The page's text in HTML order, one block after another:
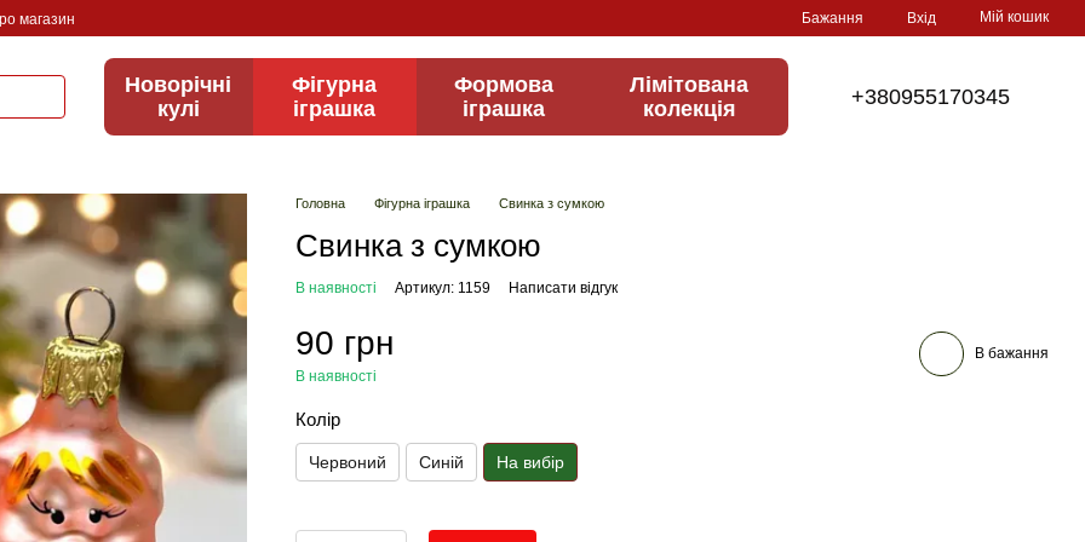
магазин Бажання Вхід Мій кошик
Новорічні
кулі
Фігурна
іграшка
Формова
іграшка
Лімітована
колекція
+380955170345
Головна Фігурна іграшка Свинка з сумкою
Свинка з сумкою
В наявності Артикул: 1159 Написати відгук
90 грн
В наявності
В бажання
Колір
Червоний Синій На вибір